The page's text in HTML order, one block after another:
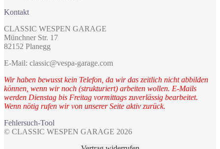
Kontakt
CLASSIC WESPEN GARAGE
Münchner Str. 17
82152 Planegg
E-Mail: classic@vespa-garage.com
Wir haben bewusst kein Telefon, da wir das zeitlich nicht abbilden
können, wenn wir noch (strukturiert) arbeiten wollen. E-Mails
werden Dienstag bis Freitag vormittags zuverlässig bearbeitet.
Wenn nötig rufen wir von unserer Seite aktiv zurück.
Fehlersuch-Tool
© CLASSIC WESPEN GARAGE 2026